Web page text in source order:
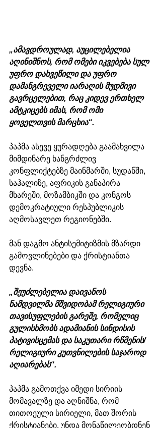
„ამავდროულად, აუცილებელია
აღინიშნოს, რომ ომები იკვებება სულ
უფრო დახვეწილი და უფრო
დამანგრეველი იარაღის მუდმივი
გავრცელებით, რაც კიდევ ერთხელ
ამტკიცებს იმას, რომ ომი
ყოველთვის მარცხია“.
პაპმა ასევე ყურადღება გაამახვილა
მიმდინარე ხანგრძლივ
კონფლიქტებზე მაინმარში, სუდანში,
საჰალიზე, აფრიკის განაპირა
მხარეში, მოზამბიკში და კონგოს
დემოკრატიული რესპუბლიკის
აღმოსავლეთ რეგიონებში.
მან დაგმო ანტისემიტიზმის მზარდი
გამოვლინებები და ქრისტიანთა
დევნა.
„შეუძლებელია დაივანოს
ნამდვილმა მშვიდობამ რელიგიური
თავისუფლების გარეშე, რომელიც
გულისხმობს ადამიანის სინდისის
პატივისცემას და საკუთარი რწმენის/
რელიგიური კუთვნილების საჯაროდ
აღიარებას“.
პაპმა გამოთქვა იმედი სირიის
მომავალზე და აღნიშნა, რომ
თითოეული სირიელი, მათ შორის
ქრისტიანები, უნდა მონაწილეობდნენ